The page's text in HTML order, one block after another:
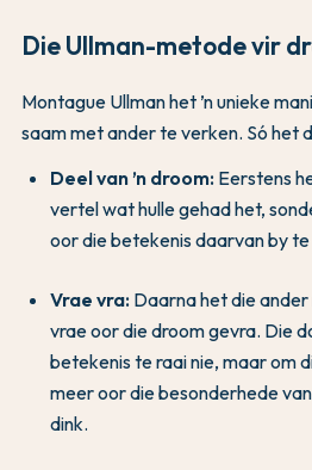
Die Ullman-metode vir
Montague Ullman het ’n unieke
saam met ander te verken. Só het
Deel van ’n droom: Eerstens
vertel wat hulle gehad het,
oor die betekenis daarvan by
Vrae vra: Daarna het die ander
vrae oor die droom gevra. Die
betekenis te raai nie, maar om
meer oor die besonderhede
dink.